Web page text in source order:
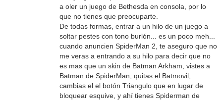
a oler un juego de Bethesda en consola, por lo
que no tienes que preocuparte.
De todas formas, entrar a un hilo de un juego a
soltar pestes con tono burlón... es un poco meh...
cuando anuncien SpiderMan 2, te aseguro que no
me veras a entrando a su hilo para decir que no
es mas que un skin de Batman Arkham, vistes a
Batman de SpiderMan, quitas el Batmovil,
cambias el el botón Triangulo que en lugar de
bloquear esquive, y ahí tienes Spiderman de